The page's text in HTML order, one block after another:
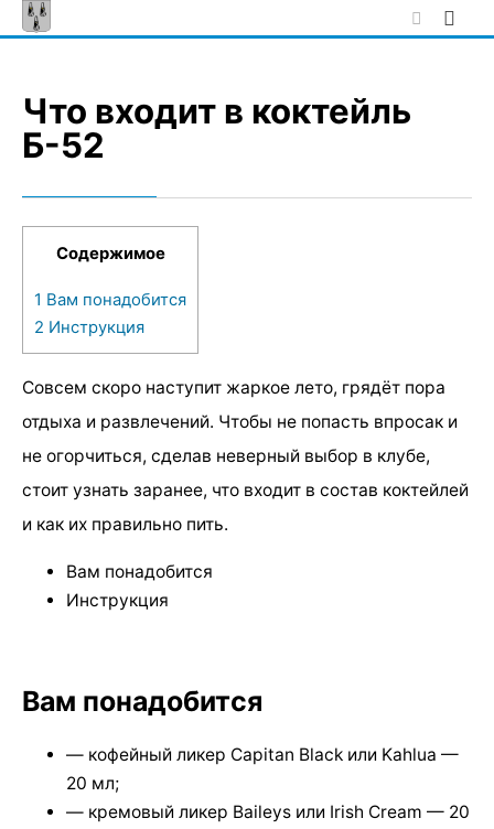
Skip
to
Что входит в коктейль
Б-52
Содержимое
1 Вам понадобится
2 Инструкция
Совсем скоро наступит жаркое лето, грядёт пора
отдыха и развлечений. Чтобы не попасть впросак и
не огорчиться, сделав неверный выбор в клубе,
стоит узнать заранее, что входит в состав коктейлей
и как их правильно пить.
Вам понадобится
Инструкция
Вам понадобится
— кофейный ликер Capitan Black или Kahlua —
20 мл;
— кремовый ликер Baileys или Irish Cream — 20